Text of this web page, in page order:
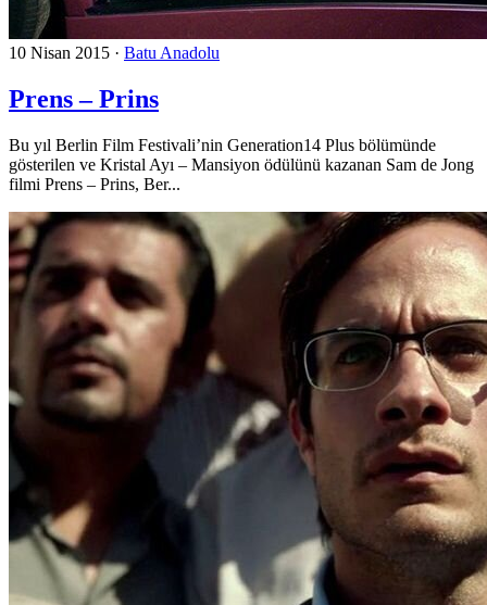
10 Nisan 2015 · Batu Anadolu
Prens – Prins
Bu yıl Berlin Film Festivali’nin Generation14 Plus bölümünde
gösterilen ve Kristal Ayı – Mansiyon ödülünü kazanan Sam de Jong
filmi Prens – Prins, Ber...